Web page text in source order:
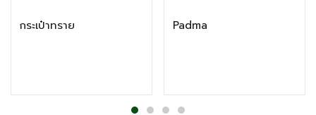
กระเป๋าทราย Padma